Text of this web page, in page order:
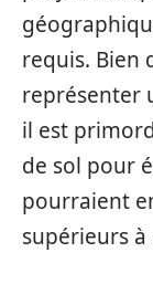
requis. Bien
représenter
il est
de sol pour
pourraient
supérieurs